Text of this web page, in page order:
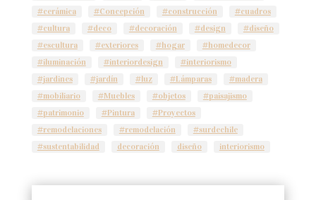
#cerámica
#Concepción #construcción
#cuadros
#cultura
#deco #decoración #design
#diseño
#escultura
#exteriores #hogar
#homedecor
#iluminación
#interiordesign
#interiorismo
#jardines
#jardín #luz #Lámparas
#madera
#mobiliario
#Muebles #objetos
#paisajismo
#patrimonio
#Pintura
#Proyectos
#remodelaciones
#remodelación
#surdechile
#sustentabilidad
decoración diseño interiorismo